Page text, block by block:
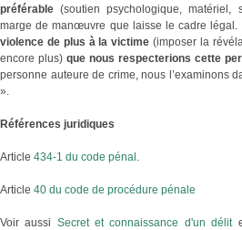
préférable (soutien psychologique, matériel,
marge de manœuvre que laisse le cadre légal.
violence de plus à la victime (imposer la
encore plus)que nous respecterions cette
personne auteure de crime, nous l’examinons
».
Références juridiques
Article 434-1 du code pénal .
Article 40 du code de procédure pénale
Voir aussi Secret et connaissance d'un délit